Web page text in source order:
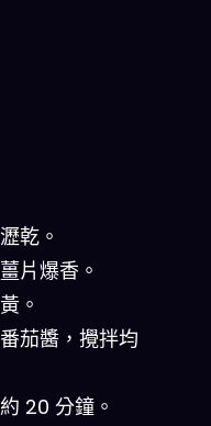
乾。
片爆香。
。
茄醬，攪拌均
20 分鐘。